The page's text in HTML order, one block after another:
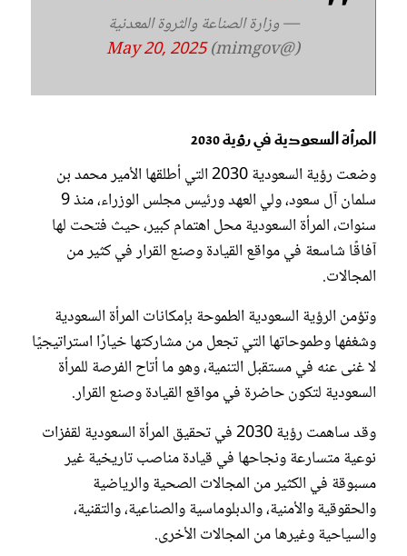
— وزارة الصناعة والثروة المعدنية
(@mimgov)
May 20, 2025
المرأة السعودية في رؤية 2030
وضعت رؤية السعودية 2030 التي أطلقها الأمير محمد بن
سلمان آل سعود، ولي العهد ورئيس مجلس الوزراء، منذ 9
سنوات، المرأة السعودية محل اهتمام كبير، حيث فتحت لها
آفاقًا شاسعة في مواقع القيادة وصنع القرار في كثير من
المجالات.
وتؤمن الرؤية السعودية الطموحة بإمكانات المرأة السعودية
وشغفها وطموحاتها التي تجعل من مشاركتها خيارًا استراتيجيًا
لا غنى عنه في مستقبل التنمية، وهو ما أتاح الفرصة للمرأة
السعودية لتكون حاضرة في مواقع القيادة وصنع القرار.
وقد ساهمت رؤية 2030 في تحقيق المرأة السعودية لقفزات
نوعية متسارعة ونجاحها في قيادة مناصب تاريخية غير
مسبوقة في الكثير من المجالات الصحية والرياضية
والحقوقية والأمنية، والدبلوماسية والصناعية، والتقنية،
والسياحية وغيرها من المجالات الأخرى.